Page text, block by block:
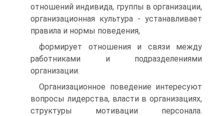
отношений индивида, группы в организации,
организационная культура - устанавливает
правила и нормы поведения,
формирует отношения и связи между
работниками и подразделениями
организации.
Организационное поведение интересуют
вопросы лидерства, власти в организациях,
структуры мотивации персонала.